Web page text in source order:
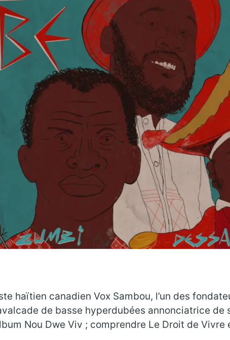
haïtien canadien Vox Sambou, l’un des
de basse hyperdubées annonciatrice
Nou Dwe Viv ; comprendre Le Droit de Vivre